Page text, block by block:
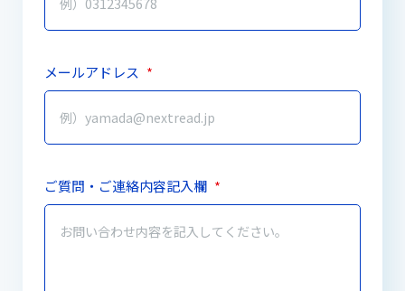
メールアドレス *
ご質問・ご連絡内容記入欄 *